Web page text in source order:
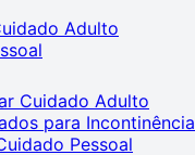
Adulto
Cuidado Adulto
para Incontinência
Pessoal